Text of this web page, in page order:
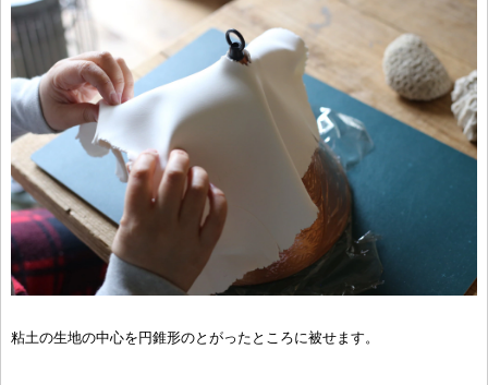
粘土の生地の中心を円錐形のとがったところに被せます。